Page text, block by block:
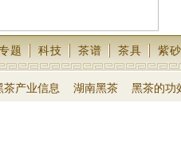
题 科技 茶谱 茶具 紫砂
茶产业信息 湖南黑茶 黑茶的功